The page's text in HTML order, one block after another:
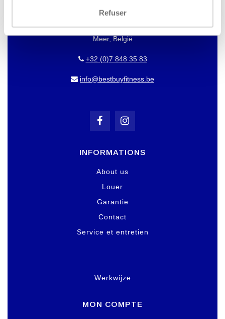
Refuser
Londenstraat 7
2321
Meer, België
+32 (0)7 848 35 83
info@bestbuyfitness.be
INFORMATIONS
About us
Louer
Garantie
Contact
Service et entretien
Werkwijze
MON COMPTE